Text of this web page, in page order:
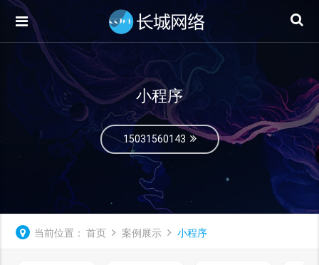
小程序
15031560143
当前位置： 首页 案例展示 小程序